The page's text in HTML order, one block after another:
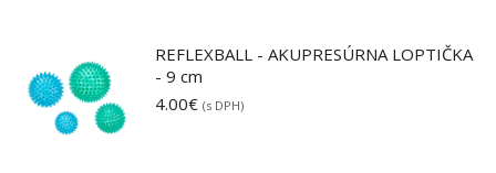
REFLEXBALL - AKUPRESÚRNA LOPTIČKA
- 9 cm
4.00€ (s DPH)